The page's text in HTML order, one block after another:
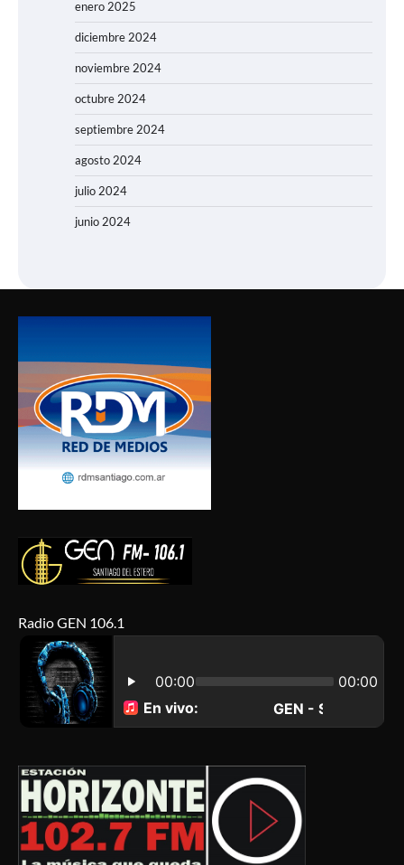
enero 2025
diciembre 2024
noviembre 2024
octubre 2024
septiembre 2024
agosto 2024
julio 2024
junio 2024
Radio GEN 106.1